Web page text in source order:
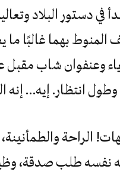
في دستور البلاد
المنوط بهما غالبًا
وعنفوان شاب مقبل
انتظار. إيه…
الراحة
نفسه طلب صدقة،